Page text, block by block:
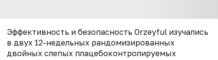
Эффективность и безопасность Orzeyful изучались
в двух 12-недельных рандомизированных
двойных слепых плацебоконтролируемых